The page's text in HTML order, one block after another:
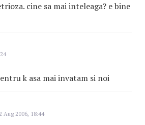
cine sa mai inteleaga? e bine
k asa mai invatam si noi
Aug 2006, 18:44